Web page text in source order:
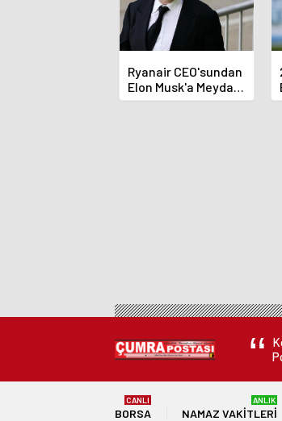
Ryanair CEO'sundan
Elon Musk'a Meydan
Okuma
BORSA
CANLI
NAMAZ VAKITLERI
ANLIK